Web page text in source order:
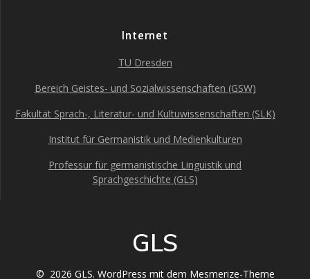
Internet
TU Dresden
Bereich Geistes- und Sozialwissenschaften (GSW)
Fakultät Sprach-, Literatur- und Kultuwissenschaften (SLK)
Institut für Germanistik und Medienkulturen
Professur für germanistische Linguistik und
Sprachgeschichte (GLS)
GLS
© 2026 GLS. WordPress mit dem Mesmerize-Theme